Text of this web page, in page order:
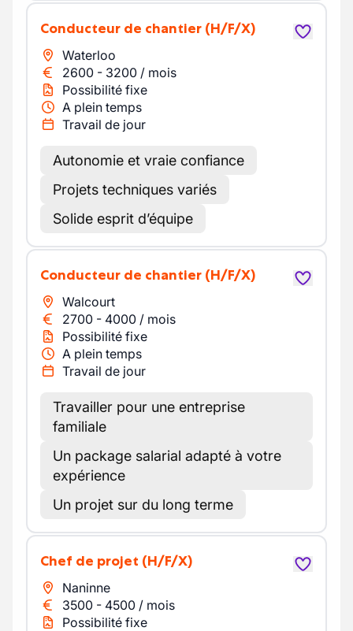
Conducteur de chantier (H/F/X)
Waterloo
2600 - 3200 / mois
Possibilité fixe
A plein temps
Travail de jour
Autonomie et vraie confiance
Projets techniques variés
Solide esprit d’équipe
Conducteur de chantier (H/F/X)
Walcourt
2700 - 4000 / mois
Possibilité fixe
A plein temps
Travail de jour
Travailler pour une entreprise
familiale
Un package salarial adapté à votre
expérience
Un projet sur du long terme
Chef de projet (H/F/X)
Naninne
3500 - 4500 / mois
Possibilité fixe